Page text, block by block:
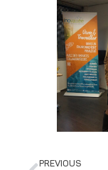
PREVIOUS